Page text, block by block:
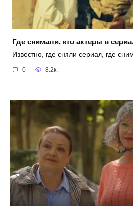
Где снимали, кто актеры в
Известно, где сняли сериал, где
0 8.2к.